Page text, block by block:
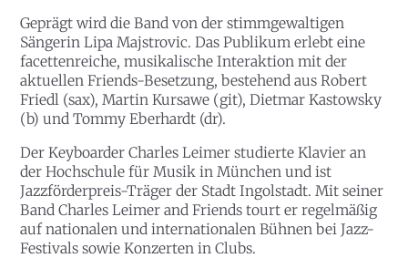
Geprägt wird die Band von der stimmgewaltigen
Sängerin Lipa Majstrovic. Das Publikum erlebt eine
facettenreiche, musikalische Interaktion mit der
aktuellen Friends-Besetzung, bestehend aus Robert
Friedl (sax), Martin Kursawe (git), Dietmar Kastowsky
(b) und Tommy Eberhardt (dr).
Der Keyboarder Charles Leimer studierte Klavier an
der Hochschule für Musik in München und ist
Jazzförderpreis-Träger der Stadt Ingolstadt. Mit seiner
Band Charles Leimer and Friends tourt er regelmäßig
auf nationalen und internationalen Bühnen bei Jazz-
Festivals sowie Konzerten in Clubs.